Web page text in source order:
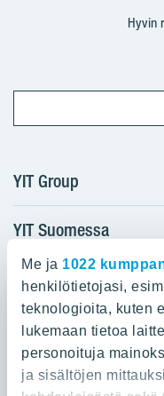
Me ja 1022
henkilötietojasi,
teknologioita, kuten
lukemaan tietoa
personoituja
ja sisältöjen
Hyvin
YIT Group
Tietoa YIT:stä
Töihin meille
Sijoittajat
Projektit
Media
YIT Suomessa
Myytävät asunnot
Vuokrattavat toimitilat
Kiinteistösijoittaminen
Infrarakentaminen
Toimitilarakentaminen
YIT:n pääkonttori
Panuntie 11, PL 36, 00620
020 433 111